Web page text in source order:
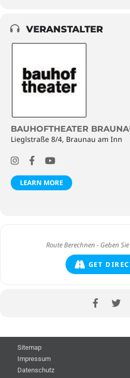
VERANSTALTER
BAUHOFTHEATER
Lieglstraße 8/4, Braunau am Inn
LEARN MORE
GET
Sitemap
Impressum
Datenschutz